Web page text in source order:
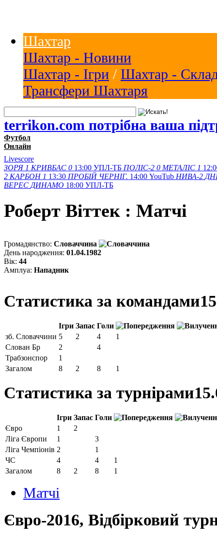
Шахтар
Шахтар - Новини
Шахтар - Ігри / Шахтар -
Трансфери Шахтаря
terrikon.com потрібна ваша
Футбол
Онлайн
Livescore
ЗОРЯ 1 КРИВБАС 0 13:00 УПЛ-ТБ ПОЛІС-2 0 МЕТАЛІС 1
2 КАРБОН 1 13:30 ПРОБІЙ ЧЕРНІГ. 14:00 YouTub НИВА-2
ВЕРЕС ДИНАМО 18:00 УПЛ-ТБ
Роберт Вiттек : Матчi
Громадянство: Словаччина
День народження: 01.04.1982
Вік: 44
Амплуа: Нападник
Статистика за командами
Ігри Запас Голи
зб. Словаччини 5 2 4
1
Слован Бр
2
4
Трабзонспор
1
Загалом
8 2 8 1
Статистика за турнірами
Ігри Запас Голи
Євро
1
2
Ліга Європи
1
3
Ліга Чемпіонів 2
1
ЧС
4 4
1
Загалом
8 2 8 1
Матчi
Євро-2016, Відбірковий